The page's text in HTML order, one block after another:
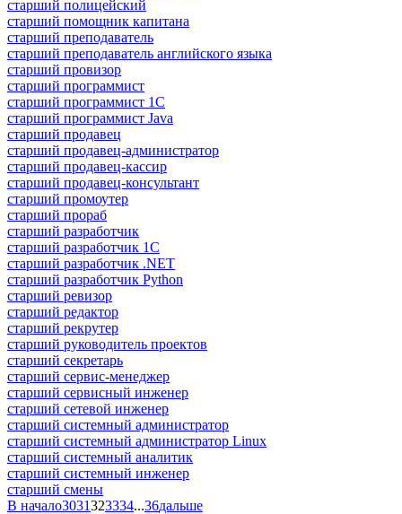
старший полицейский
старший помощник капитана
старший преподаватель
старший преподаватель английского языка
старший провизор
старший программист
старший программист 1С
старший программист Java
старший продавец
старший продавец-администратор
старший продавец-кассир
старший продавец-консультант
старший промоутер
старший прораб
старший разработчик
старший разработчик 1С
старший разработчик .NET
старший разработчик Python
старший ревизор
старший редактор
старший рекрутер
старший руководитель проектов
старший секретарь
старший сервис-менеджер
старший сервисный инженер
старший сетевой инженер
старший системный администратор
старший системный администратор Linux
старший системный аналитик
старший системный инженер
старший смены
В начало3031323334...36дальше